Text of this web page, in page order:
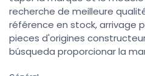
recherche de meilleure
référence en stock, arrivage
pieces d'origines
búsqueda proporcionar la